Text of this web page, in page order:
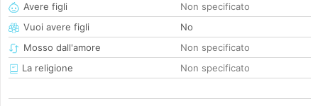
Avere figli
Non specificato
Vuoi avere figli
No
Mosso dall'amore
Non specificato
La religione
Non specificato